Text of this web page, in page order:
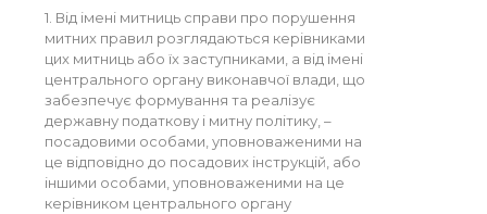
1. Від імені митниць справи про порушення
митних правил розглядаються керівниками
цих митниць або їх заступниками, а від імені
центрального органу виконавчої влади, що
забезпечує формування та реалізує
державну податкову і митну політику, –
посадовими особами, уповноваженими на
це відповідно до посадових інструкцій, або
іншими особами, уповноваженими на це
керівником центрального органу